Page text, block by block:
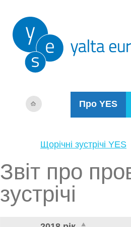
Про YES
Щорічні зустрічі YES
Звіт про
зустрічі